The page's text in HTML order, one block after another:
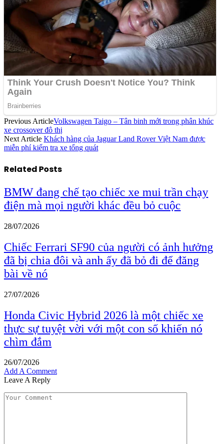
Previous ArticleVolkswagen Taigo – Tân binh mới trong phân khúc
xe crossover đô thị
Next Article Khách hàng của Jaguar Land Rover Việt Nam được
miễn phí kiểm tra xe tổng quát
Related Posts
BMW đang chế tạo chiếc xe mui trần chạy
điện mà mọi người khác đều bỏ cuộc
28/07/2026
Chiếc Ferrari SF90 của người có ảnh hưởng
đã bị chia đôi và anh ấy đã bỏ đi để đăng
bài về nó
27/07/2026
Honda Civic Hybrid 2026 là một chiếc xe
thực sự tuyệt vời với một con số khiến nó
chìm đắm
26/07/2026
Add A Comment
Leave A Reply